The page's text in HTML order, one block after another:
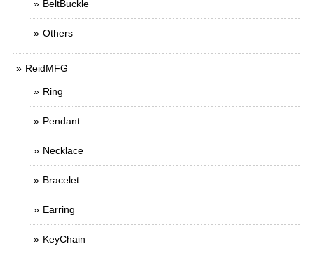
BeltBuckle
Others
ReidMFG
Ring
Pendant
Necklace
Bracelet
Earring
KeyChain